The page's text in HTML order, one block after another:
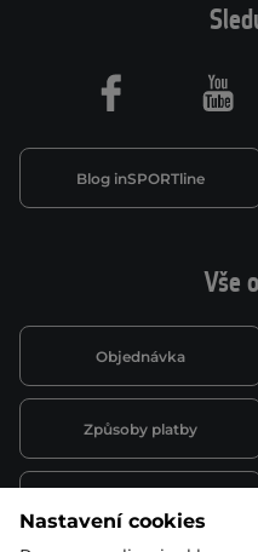
Vše
Objednávka
Způsoby platby
Blog inSPORTline
Facebook
Nastavení cookies